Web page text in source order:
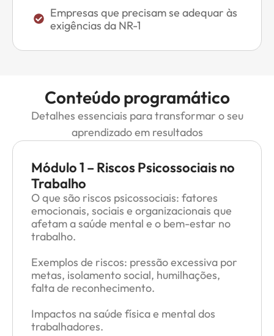
Empresas que precisam se adequar às
exigências da NR-1
Conteúdo programático
Detalhes essenciais para transformar o seu
aprendizado em resultados
Módulo 1 – Riscos Psicossociais no
Trabalho
O que são riscos psicossociais: fatores
emocionais, sociais e organizacionais que
afetam a saúde mental e o bem-estar no
trabalho.
Exemplos de riscos: pressão excessiva por
metas, isolamento social, humilhações,
falta de reconhecimento.
Impactos na saúde física e mental dos
trabalhadores.